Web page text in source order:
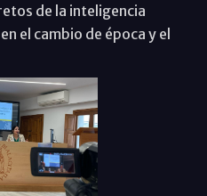
de la inteligencia
el cambio de época y el